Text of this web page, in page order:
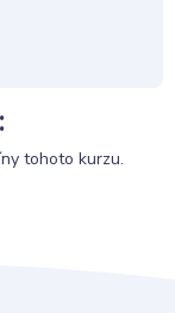
tohoto kurzu.